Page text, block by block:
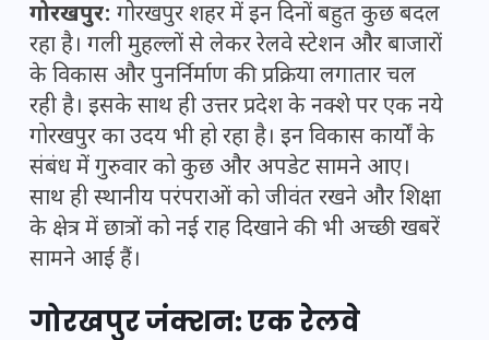
गोरखपुर: गोरखपुर शहर में इन दिनों बहुत कुछ बदल
रहा है। गली मुहल्लों से लेकर रेलवे स्टेशन और बाजारों
के विकास और पुनर्निर्माण की प्रक्रिया लगातार चल
रही है। इसके साथ ही उत्तर प्रदेश के नक्शे पर एक नये
गोरखपुर का उदय भी हो रहा है। इन विकास कार्यों के
संबंध में गुरुवार को कुछ और अपडेट सामने आए।
साथ ही स्थानीय परंपराओं को जीवंत रखने और शिक्षा
के क्षेत्र में छात्रों को नई राह दिखाने की भी अच्छी खबरें
सामने आई हैं।
गोरखपुर जंक्शन: एक रेलवे